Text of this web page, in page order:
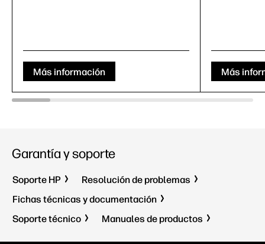
Más información Más
Garantía y soporte
Soporte HP
Resolución de problemas
Fichas técnicas y documentación
Soporte técnico
Manuales de productos